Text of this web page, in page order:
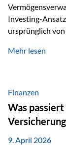
Investing-
ursprünglich
Modernes Value
Fokus stehen
inneren Wert
wie
Mehr lesen
Finanzen
Was
9. April 2026